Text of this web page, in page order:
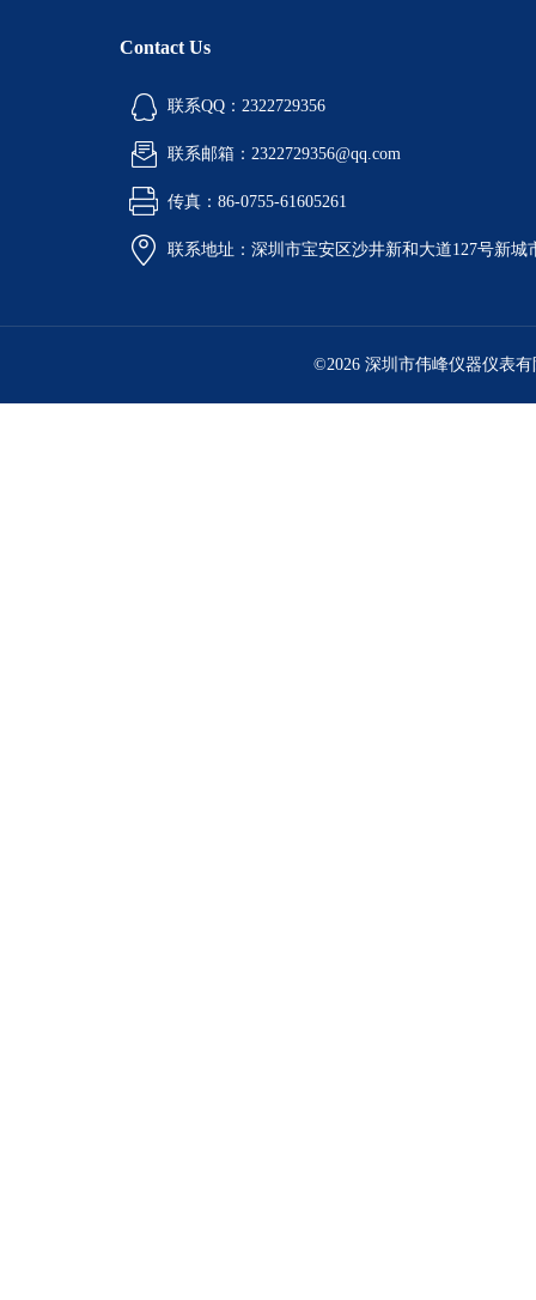
Contact Us
联系QQ：2322729356
联系邮箱：2322729356@qq.com
传真：86-0755-61605261
联系地址：深圳市宝安区沙井新和大道127号新城
©2026 深圳市伟峰仪器仪表